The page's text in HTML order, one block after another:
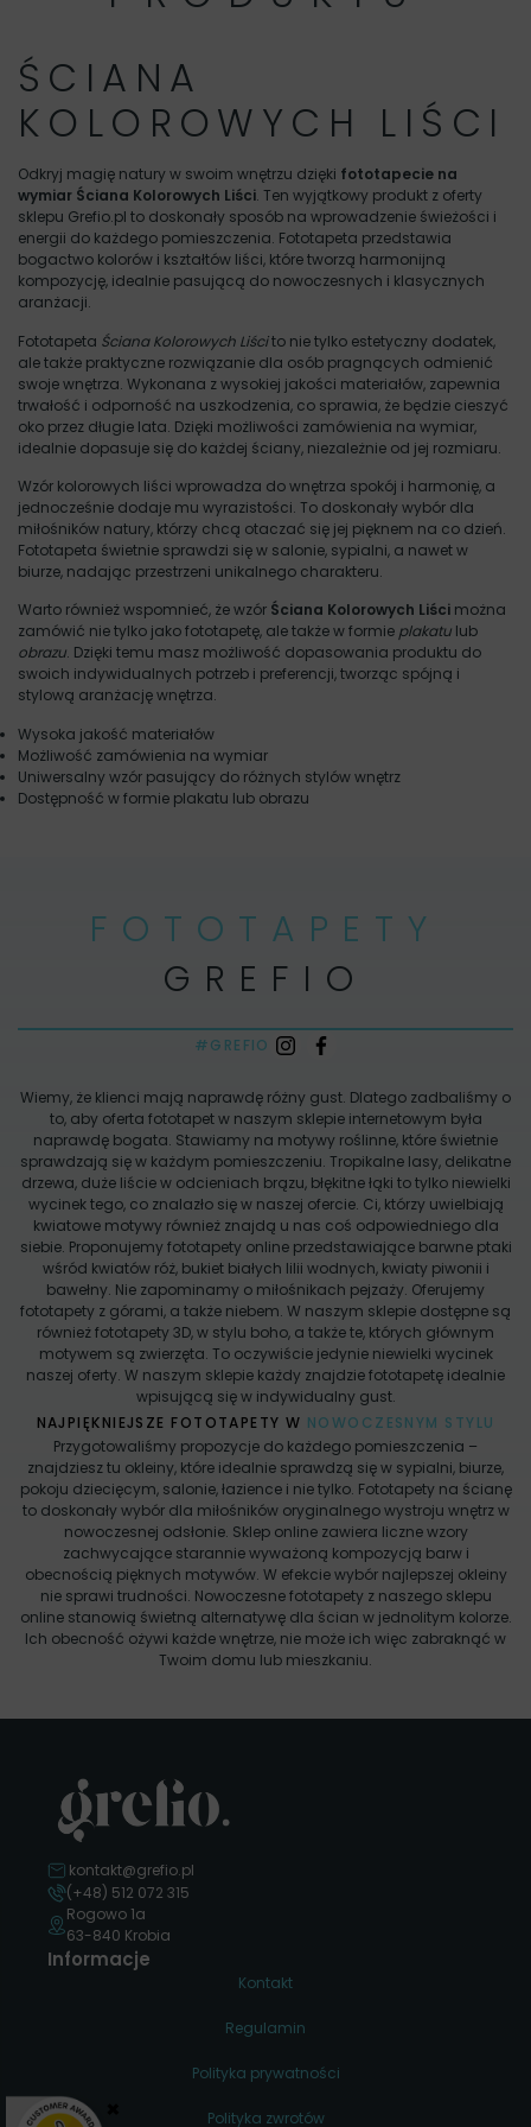
ŚCIANA
KOLOROWYCH LIŚCI
Odkryj magię natury w swoim wnętrzu dzięki fototapecie na
wymiar Ściana Kolorowych Liści. Ten wyjątkowy produkt z oferty
sklepu Grefio.pl to doskonały sposób na wprowadzenie świeżości i
energii do każdego pomieszczenia. Fototapeta przedstawia
bogactwo kolorów i kształtów liści, które tworzą harmonijną
kompozycję, idealnie pasującą do nowoczesnych i klasycznych
aranżacji.
Fototapeta Ściana Kolorowych Liścito nie tylko estetyczny dodatek,
ale także praktyczne rozwiązanie dla osób pragnących odmienić
swoje wnętrza. Wykonana z wysokiej jakości materiałów, zapewnia
trwałość i odporność na uszkodzenia, co sprawia, że będzie cieszyć
oko przez długie lata. Dzięki możliwości zamówienia na wymiar,
idealnie dopasuje się do każdej ściany, niezależnie od jej rozmiaru.
Wzór kolorowych liści wprowadza do wnętrza spokój i harmonię, a
jednocześnie dodaje mu wyrazistości. To doskonały wybór dla
miłośników natury, którzy chcą otaczać się jej pięknem na co dzień.
Fototapeta świetnie sprawdzi się w salonie, sypialni, a nawet w
biurze, nadając przestrzeni unikalnego charakteru.
Warto również wspomnieć, że wzór Ściana Kolorowych Liści można
zamówić nie tylko jako fototapetę, ale także w formie plakatu lub
obrazu. Dzięki temu masz możliwość dopasowania produktu do
swoich indywidualnych potrzeb i preferencji, tworząc spójną i
stylową aranżację wnętrza.
Wysoka jakość materiałów
Możliwość zamówienia na wymiar
Uniwersalny wzór pasujący do różnych stylów wnętrz
Dostępność w formie plakatu lub obrazu
FOTOTAPETY
GREFIO
#GREFIO
Wiemy, że klienci mają naprawdę różny gust. Dlatego zadbaliśmy o
to, aby oferta fototapet w naszym sklepie internetowym była
naprawdę bogata. Stawiamy na motywy roślinne, które świetnie
sprawdzają się w każdym pomieszczeniu. Tropikalne lasy, delikatne
drzewa, duże liście w odcieniach brązu, błękitne łąki to tylko niewielki
wycinek tego, co znalazło się w naszej ofercie. Ci, którzy uwielbiają
kwiatowe motywy również znajdą u nas coś odpowiedniego dla
siebie. Proponujemy fototapety online przedstawiające barwne ptaki
wśród kwiatów róż, bukiet białych lilii wodnych, kwiaty piwonii i
bawełny. Nie zapominamy o miłośnikach pejzaży. Oferujemy
fototapety z górami, a także niebem. W naszym sklepie dostępne są
również fototapety 3D, w stylu boho, a także te, których głównym
motywem są zwierzęta. To oczywiście jedynie niewielki wycinek
naszej oferty. W naszym sklepie każdy znajdzie fototapetę idealnie
wpisującą się w indywidualny gust.
NAJPIĘKNIEJSZE FOTOTAPETY W NOWOCZESNYM STYLU
Przygotowaliśmy propozycje do każdego pomieszczenia –
znajdziesz tu okleiny, które idealnie sprawdzą się w sypialni, biurze,
pokoju dziecięcym, salonie, łazience i nie tylko. Fototapety na ścianę
to doskonały wybór dla miłośników oryginalnego wystroju wnętrz w
nowoczesnej odsłonie. Sklep online zawiera liczne wzory
zachwycające starannie wyważoną kompozycją barw i
obecnością pięknych motywów. W efekcie wybór najlepszej okleiny
nie sprawi trudności. Nowoczesne fototapety z naszego sklepu
online stanowią świetną alternatywę dla ścian w jednolitym kolorze.
Ich obecność ożywi każde wnętrze, nie może ich więc zabraknąć w
Twoim domu lub mieszkaniu.
kontakt@grefio.pl
(+48) 512 072 315
Rogowo 1a
63-840 Krobia
Informacje
Kontakt
Regulamin
Polityka prywatności
Polityka zwrotów